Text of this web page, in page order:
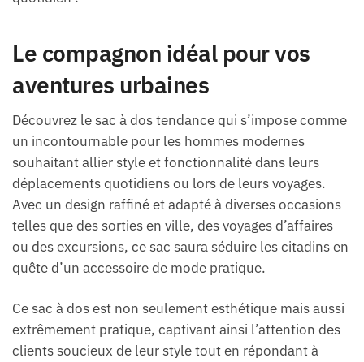
Le compagnon idéal pour vos
aventures urbaines
Découvrez le sac à dos tendance qui s’impose comme
un incontournable pour les hommes modernes
souhaitant allier style et fonctionnalité dans leurs
déplacements quotidiens ou lors de leurs voyages.
Avec un design raffiné et adapté à diverses occasions
telles que des sorties en ville, des voyages d’affaires
ou des excursions, ce sac saura séduire les citadins en
quête d’un accessoire de mode pratique.
Ce sac à dos est non seulement esthétique mais aussi
extrêmement pratique, captivant ainsi l’attention des
clients soucieux de leur style tout en répondant à